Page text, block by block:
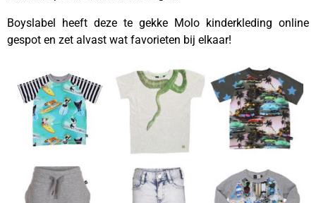
Boyslabel heeft deze te gekke Molo kinderkleding online
gespot en zet alvast wat favorieten bij elkaar!